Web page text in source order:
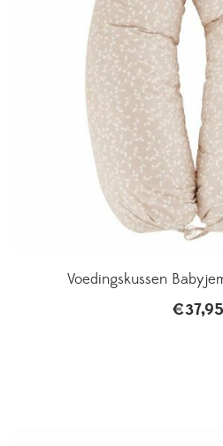
Voedingskussen
€37,95